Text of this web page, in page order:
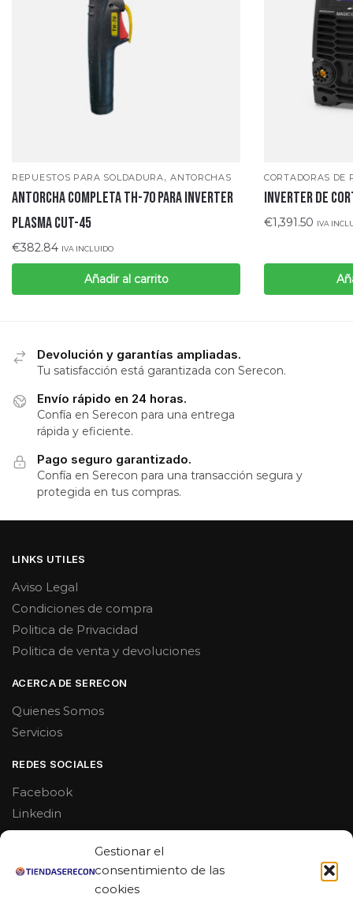
Gestionar el
consentimiento de las
cookies
REPUESTOS PARA SOLDADURA,ANTORCHAS
ANTORCHA COMPLETA TH-70 PARA INVERTER
PLASMA CUT-45
€382.84 IVA INCLUIDO
Añadir al carrito
CORTADORAS DE
INVERTER DE
€1,391.50 IVA
Devolución y garantías ampliadas.
Tu satisfacción está garantizada con Serecon.
Envío rápido en 24 horas.
Confía en Serecon para una entrega
rápida y eficiente.
Pago seguro garantizado.
Confía en Serecon para una transacción segura y
protegida en tus compras.
LINKS UTILES
Aviso Legal
Condiciones de compra
Politica de Privacidad
Politica de venta y devoluciones
ACERCA DE SERECON
Quienes Somos
Servicios
REDES SOCIALES
Facebook
Linkedin
Youtube
MAS DE 50 RESEÑAS